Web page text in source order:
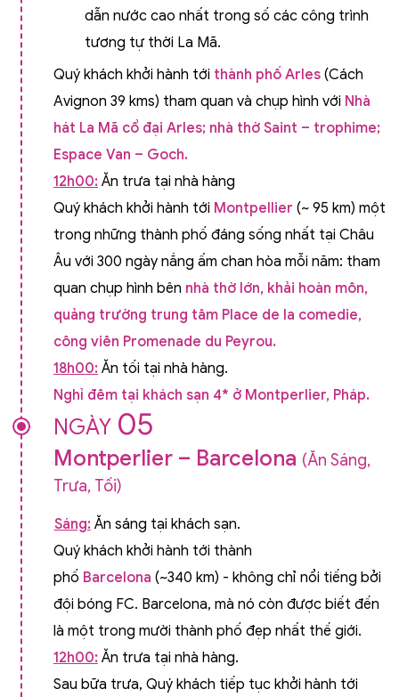
dẫn nước cao nhất trong số các công trình
tương tự thời La Mã.
Quý khách khởi hành tới thành phố Arles (Cách
Avignon 39 kms) tham quan và chụp hình với Nhà
hát La Mã cổ đại Arles; nhà thờ Saint – trophime;
Espace Van – Goch.
12h00: Ăn trưa tại nhà hàng
Quý khách khởi hành tới Montpellier (~ 95 km) một
trong những thành phố đáng sống nhất tại Châu
Âu với 300 ngày nắng ấm chan hòa mỗi năm: tham
quan chụp hình bên nhà thờ lớn, khải hoàn môn,
quảng trường trung tâm Place de la comedie,
công viên Promenade du Peyrou.
18h00: Ăn tối tại nhà hàng.
Nghỉ đêm tại khách sạn 4* ở Montperlier, Pháp.
NGÀY 05
Montperlier – Barcelona (Ăn Sáng,
Trưa, Tối)
Sáng:Ăn sáng tại khách sạn.
Quý khách khởi hành tới thành
phố Barcelona (~340 km) - không chỉ nổi tiếng bởi
đội bóng FC. Barcelona, mà nó còn được biết đến
là một trong mười thành phố đẹp nhất thế giới.
12h00: Ăn trưa tại nhà hàng.
Sau bữa trưa, Quý khách tiếp tục khởi hành tới